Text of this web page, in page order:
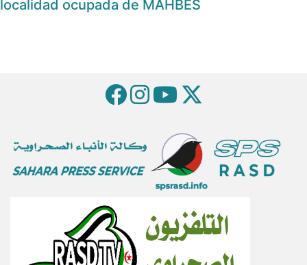
localidad ocupada de MAHBES